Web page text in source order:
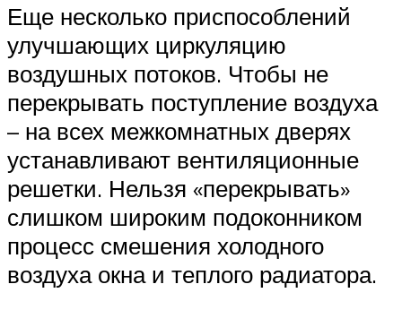
Еще несколько приспособлений
улучшающих циркуляцию
воздушных потоков. Чтобы не
перекрывать поступление воздуха
– на всех межкомнатных дверях
устанавливают вентиляционные
решетки. Нельзя «перекрывать»
слишком широким подоконником
процесс смешения холодного
воздуха окна и теплого радиатора.